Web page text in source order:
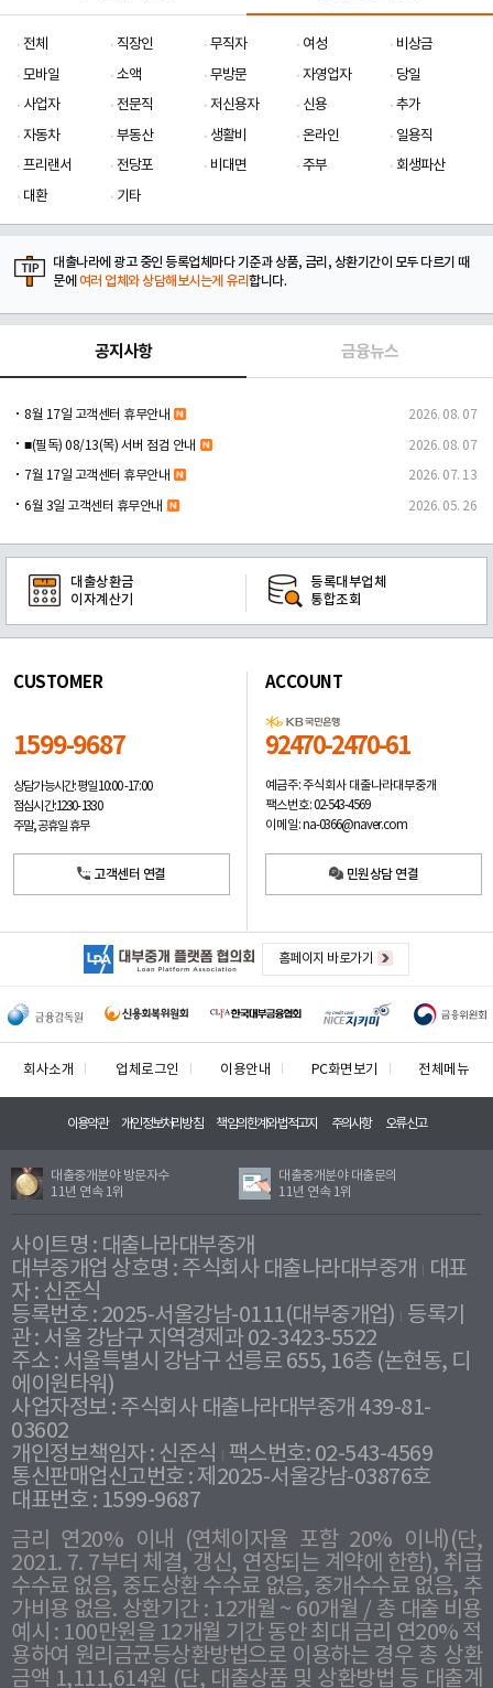
전체 직장인 무직자 여성
비상금
모바일
소액 무방문 자영업자
당일
사업자
전문직 저신용자 신용
추가
자동차
부동산 생활비 온라인
일용직
프리랜서
전당포 비대면 주부
회생파산
대환
기타
대출나라에 광고 중인 등록업체마다 기준과 상품, 금리, 상환기간이 모두 다르기 때
문에 여러 업체와 상담해보시는게 유리합니다.
공지사항 금융뉴스
8월 17일 고객센터 휴무안내 2026. 08. 07
■(필독) 08/13(목) 서버 점검 안내 2026. 08. 07
7월 17일 고객센터 휴무안내 2026. 07. 13
6월 3일 고객센터 휴무안내 2026. 05. 26
대출상환금
이자계산기
등록대부업체
통합조회
CUSTOMER
1599-9687
상담가능시간: 평일10:00 -17:00
점심시간: 12:30 - 13:30
주말, 공휴일 휴무
고객센터 연결
ACCOUNT
92470-2470-61
예금주: 주식회사 대출나라대부중개
팩스번호: 02-543-4569
이메일: na-0366@naver.com
민원상담 연결
홈페이지 바로가기
회사소개 업체로그인 이용안내 PC화면보기 전체메뉴
이용약관 개인정보처리방침 책임의한계와법적고지 주의사항 오류신고
대출중개분야 방문자수
11년 연속 1위
대출중개분야 대출문의
11년 연속 1위
사이트명 : 대출나라대부중개
대부중개업 상호명 : 주식회사 대출나라대부중개
대표
자 : 신준식
등록번호 : 2025-서울강남-0111(대부중개업) 등록기
관 : 서울 강남구 지역경제과 02-3423-5522
주소 : 서울특별시 강남구 선릉로 655, 16층 (논현동, 디
에이원타워)
사업자정보 : 주식회사 대출나라대부중개 439-81-
03602
개인정보책임자 : 신준식
팩스번호: 02-543-4569
통신판매업신고번호 : 제2025-서울강남-03876호
대표번호 : 1599-9687
금리 연20% 이내 (연체이자율 포함 20% 이내)(단,
2021. 7. 7부터 체결, 갱신, 연장되는 계약에 한함), 취급
수수료 없음, 중도상환 수수료 없음, 중개수수료 없음, 추
가비용 없음. 상환기간 : 12개월 ~ 60개월 / 총 대출 비용
예시 : 100만원을 12개월 기간 동안 최대 금리 연20% 적
용하여 원리금균등상환방법으로 이용하는 경우 총 상환
금액 1,111,614원 (단, 대출상품 및 상환방법 등 대출계